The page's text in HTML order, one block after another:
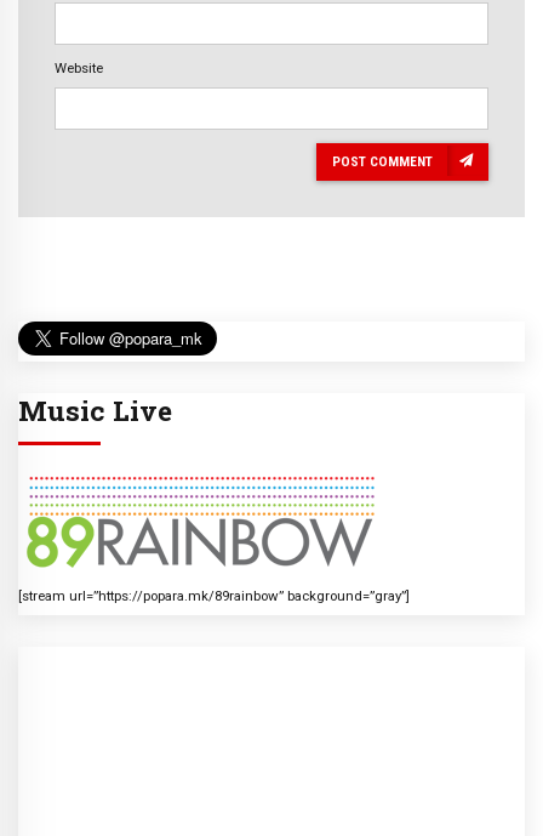
Website
POST COMMENT
Music Live
[stream url=”https://popara.mk/89rainbow” background=”gray”]